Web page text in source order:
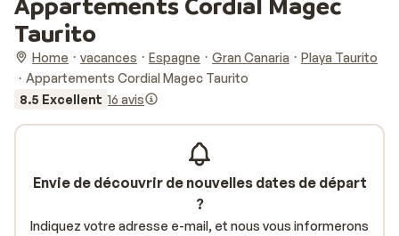
Taurito
Home vacances Espagne Gran Canaria
Playa Taurito
Appartements Cordial Magec Taurito
8.5 Excellent 16 avis
Envie de découvrir de nouvelles dates de départ
?
Indiquez votre adresse e-mail, et nous vous informerons